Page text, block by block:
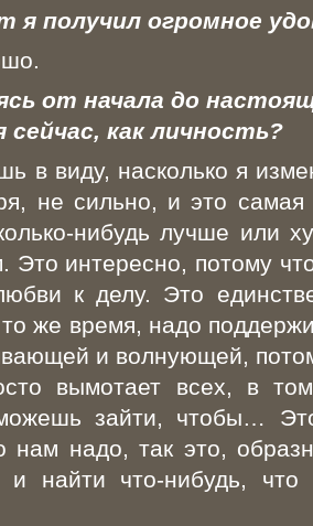
я получил огромное
от начала до
сейчас, как личность?
в виду, насколько я
не сильно, и это
нибудь лучше или
Это интересно, потому
к делу. Это
же время, надо
и волнующей,
вымотает всех, в
зайти, чтобы…
нам надо, так это,
и найти что-нибудь, что